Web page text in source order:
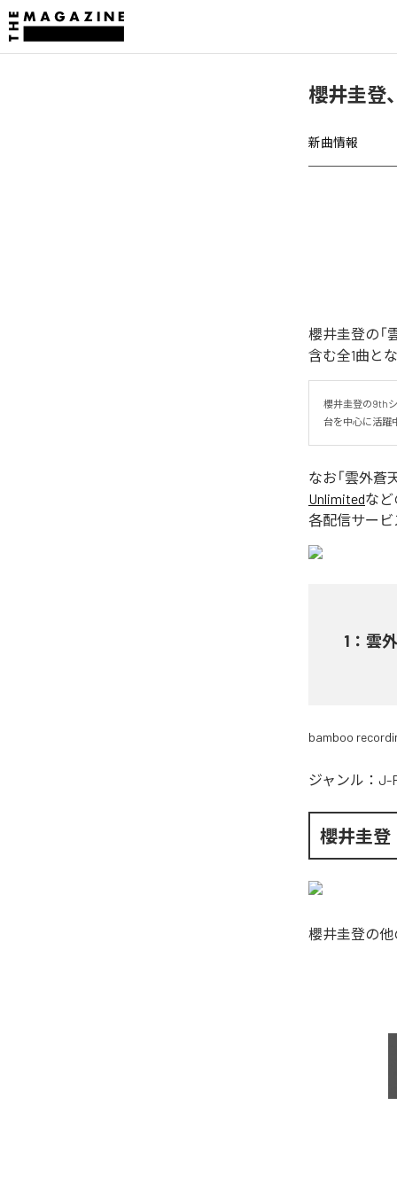
櫻井圭登
新曲情報
櫻井圭登の「
含む全1曲と
櫻井圭登の9thシ
台を中心に活躍
なお「雲外蒼
Unlimitedな
各配信サービ
1 ： 雲
bamboo
ジャンル： J-
櫻井圭登
櫻井圭登の